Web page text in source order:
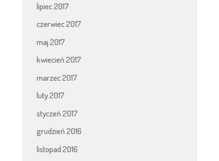
lipiec 2017
czerwiec 2017
maj 2017
kwiecień 2017
marzec 2017
luty 2017
styczeń 2017
grudzień 2016
listopad 2016